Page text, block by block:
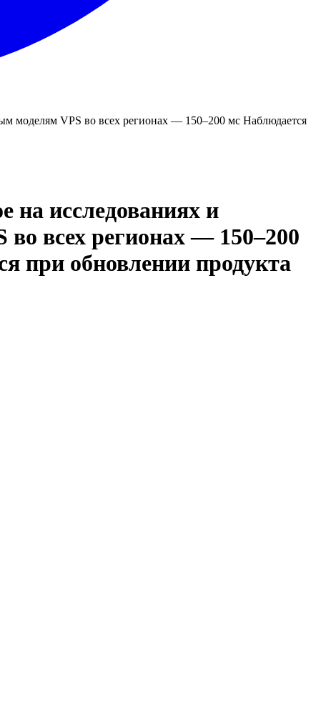
моделям VPS во всех регионах — 150–200 мс Наблюдается
на исследованиях и
всех регионах — 150–200
при обновлении продукта